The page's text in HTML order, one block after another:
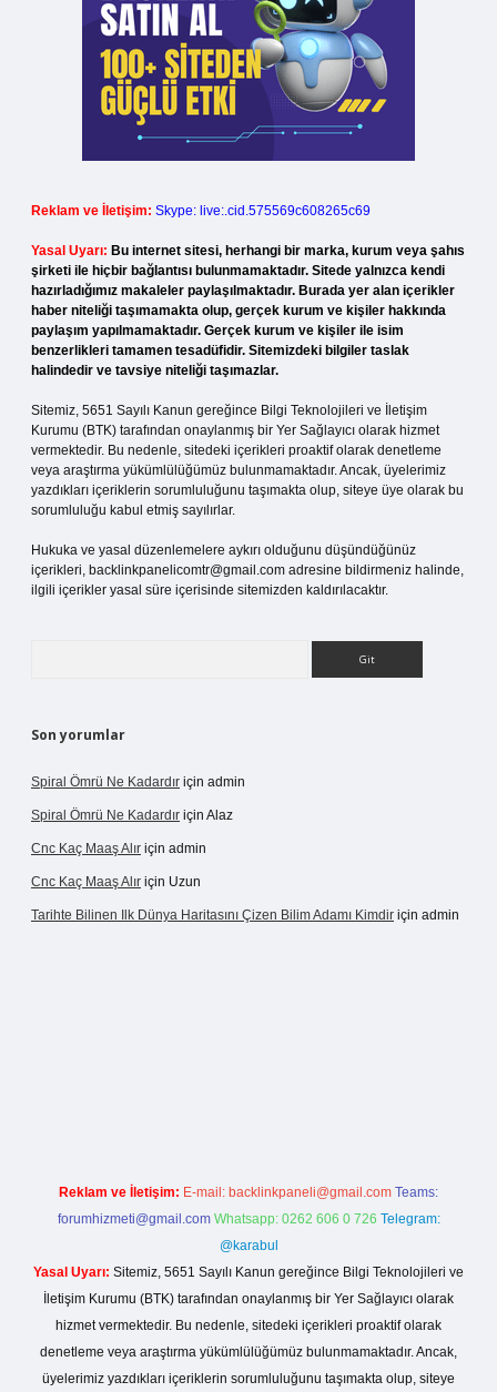
Reklam ve İletişim: Skype: live:.cid.575569c608265c69
Yasal Uyarı: Bu internet sitesi, herhangi bir marka, kurum veya şahıs
şirketi ile hiçbir bağlantısı bulunmamaktadır. Sitede yalnızca kendi
hazırladığımız makaleler paylaşılmaktadır. Burada yer alan içerikler
haber niteliği taşımamakta olup, gerçek kurum ve kişiler hakkında
paylaşım yapılmamaktadır. Gerçek kurum ve kişiler ile isim
benzerlikleri tamamen tesadüfidir. Sitemizdeki bilgiler taslak
halindedir ve tavsiye niteliği taşımazlar.
Sitemiz, 5651 Sayılı Kanun gereğince Bilgi Teknolojileri ve İletişim
Kurumu (BTK) tarafından onaylanmış bir Yer Sağlayıcı olarak hizmet
vermektedir. Bu nedenle, sitedeki içerikleri proaktif olarak denetleme
veya araştırma yükümlülüğümüz bulunmamaktadır. Ancak, üyelerimiz
yazdıkları içeriklerin sorumluluğunu taşımakta olup, siteye üye olarak bu
sorumluluğu kabul etmiş sayılırlar.
Hukuka ve yasal düzenlemelere aykırı olduğunu düşündüğünüz
içerikleri, backlinkpanelicomtr@gmail.com adresine bildirmeniz halinde,
ilgili içerikler yasal süre içerisinde sitemizden kaldırılacaktır.
Son yorumlar
Spiral Ömrü Ne Kadardır için admin
Spiral Ömrü Ne Kadardır için Alaz
Cnc Kaç Maaş Alır için admin
Cnc Kaç Maaş Alır için Uzun
Tarihte Bilinen Ilk Dünya Haritasını Çizen Bilim Adamı Kimdir için admin
Reklam ve İletişim: E-mail: backlinkpaneli@gmail.com Teams:
forumhizmeti@gmail.com Whatsapp: 0262 606 0 726 Telegram:
@karabul
Yasal Uyarı: Sitemiz, 5651 Sayılı Kanun gereğince Bilgi Teknolojileri ve
İletişim Kurumu (BTK) tarafından onaylanmış bir Yer Sağlayıcı olarak
hizmet vermektedir. Bu nedenle, sitedeki içerikleri proaktif olarak
denetleme veya araştırma yükümlülüğümüz bulunmamaktadır. Ancak,
üyelerimiz yazdıkları içeriklerin sorumluluğunu taşımakta olup, siteye